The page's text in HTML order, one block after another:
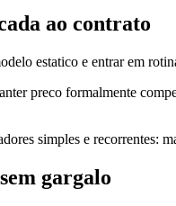
ao contrato
estatico e entrar em
preco formalmente
simples e recorrentes:
gargalo